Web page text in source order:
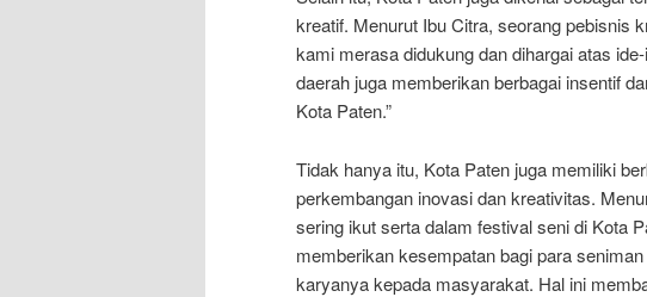
kreatif. Menurut Ibu Citra, seorang pebisnis
kami merasa didukung dan dihargai atas
daerah juga memberikan berbagai insentif
Kota Paten.”
Tidak hanya itu, Kota Paten juga memiliki
perkembangan inovasi dan kreativitas.
sering ikut serta dalam festival seni di Kota
memberikan kesempatan bagi para
karyanya kepada masyarakat. Hal ini